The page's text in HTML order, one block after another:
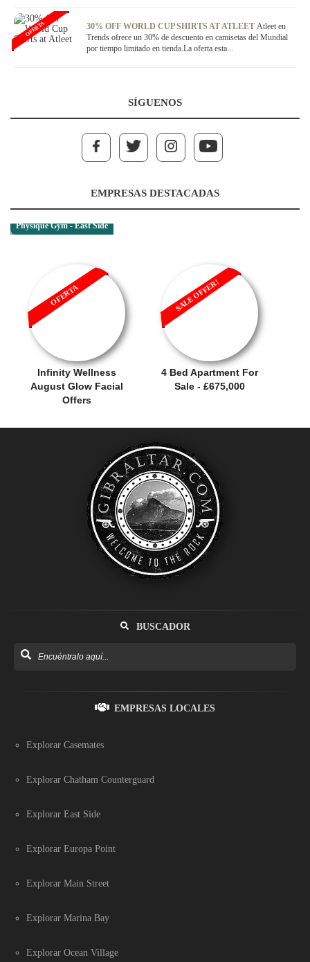
30% OFF WORLD CUP SHIRTS AT ATLEET Atleet en
Trends ofrece un 30% de descuento en camisetas del Mundial
por tiempo limitado en tienda.La oferta esta...
OFERTA
SÍGUENOS
EMPRESAS DESTACADAS
Physique Gym - East Side
Infinity Wellness
August Glow Facial
Offers
OFERTA
4 Bed Apartment For
Sale - £675,000
SALE OFFER!
BUSCADOR
EMPRESAS LOCALES
Explorar Casemates
Explorar Chatham Counterguard
Explorar East Side
Explorar Europa Point
Explorar Main Street
Explorar Marina Bay
Explorar Ocean Village